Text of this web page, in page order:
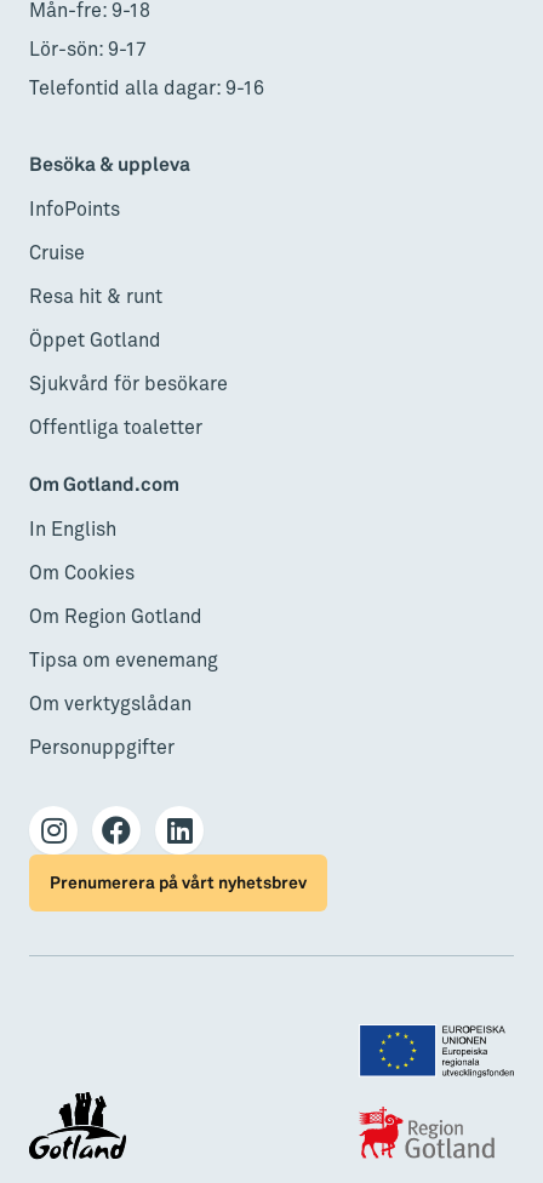
Mån-fre: 9-18
Lör-sön: 9-17
Telefontid alla dagar: 9-16
Besöka & uppleva
InfoPoints
Cruise
Resa hit & runt
Öppet Gotland
Sjukvård för besökare
Offentliga toaletter
Om Gotland.com
In English
Om Cookies
Om Region Gotland
Tipsa om evenemang
Om verktygslådan
Personuppgifter
Prenumerera på vårt nyhetsbrev